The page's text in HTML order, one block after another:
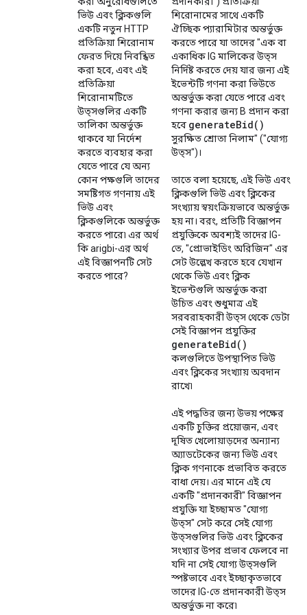
ভিউ এবং ক্লিকগুলি
একটি নতুন HTTP
প্রতিক্রিয়া শিরোনাম
ফেরত দিয়ে নিবন্ধিত
করা হবে, এবং এই
প্রতিক্রিয়া
শিরোনামটিতে
উত্সগুলির একটি
তালিকা অন্তর্ভুক্ত
থাকবে যা নির্দেশ
করতে ব্যবহার করা
যেতে পারে যে অন্য
কোন পক্ষগুলি তাদের
সমষ্টিগত গণনায় এই
ভিউ এবং
ক্লিকগুলিকে অন্তর্ভুক্ত
করতে পারে৷ এর অর্থ
কি arigbi-এর অর্থ
এই বিজ্ঞাপনটি সেট
করতে পারে?
শিরোনামের সাথে একটি
ঐচ্ছিক প্যারামিটার অন্তর্ভুক্ত
করতে পারে যা তাদের "এক বা
একাধিক IG মালিকের উত্স
নির্দিষ্ট করতে দেয় যার জন্য এই
ইভেন্টটি গণনা করা ভিউতে
অন্তর্ভুক্ত করা যেতে পারে এবং
গণনা করার জন্য B প্রদান করা
হবে generateBid( )
সুরক্ষিত শ্রোতা নিলাম" ("যোগ্য
উত্স")।
তাতে বলা হয়েছে, এই ভিউ এবং
ক্লিকগুলি ভিউ এবং ক্লিকের
সংখ্যায় স্বয়ংক্রিয়ভাবে অন্তর্ভুক্ত
হয় না। বরং, প্রতিটি বিজ্ঞাপন
প্রযুক্তিকে অবশ্যই তাদের IG-
তে, "প্রোভাইডিং অরিজিন" এর
সেট উল্লেখ করতে হবে যেখান
থেকে ভিউ এবং ক্লিক
ইভেন্টগুলি অন্তর্ভুক্ত করা
উচিত এবং শুধুমাত্র এই
সরবরাহকারী উত্স থেকে ডেটা
সেই বিজ্ঞাপন প্রযুক্তির
generateBid( )
কলগুলিতে উপস্থাপিত ভিউ
এবং ক্লিকের সংখ্যায় অবদান
রাখে৷
এই পদ্ধতির জন্য উভয় পক্ষের
একটি চুক্তির প্রয়োজন, এবং
দূষিত খেলোয়াড়দের অন্যান্য
অ্যাডটেকের জন্য ভিউ এবং
ক্লিক গণনাকে প্রভাবিত করতে
বাধা দেয়। এর মানে এই যে
একটি "প্রদানকারী" বিজ্ঞাপন
প্রযুক্তি যা ইচ্ছামত "যোগ্য
উত্স" সেট করে সেই যোগ্য
উত্সগুলির ভিউ এবং ক্লিকের
সংখ্যার উপর প্রভাব ফেলবে না
যদি না সেই যোগ্য উত্সগুলি
স্পষ্টভাবে এবং ইচ্ছাকৃতভাবে
তাদের IG-তে প্রদানকারী উত্স
অন্তর্ভুক্ত না করে৷